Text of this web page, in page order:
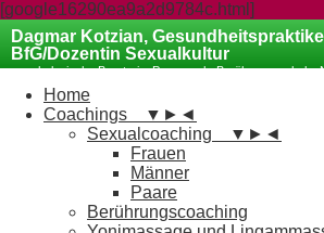
[google16290ea9a2d9784c.html]
Dagmar Kotzian,
BfG/Dozentin Sexualkultur
psychologische Beraterin, Paarcoach, Berührungsschule,
CoachingHome
Coachings
▼ ► ◄
Sexualcoaching
▼ ► ◄
Frauen
Männer
Paare
Berührungscoaching